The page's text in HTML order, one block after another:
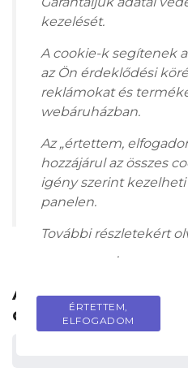
majd
Aukci
ós tételek
kezelését.
A cookie-k segítenek
az Ön érdeklődési
reklámokat és
webáruházban.
Az „értettem,
hozzájárul az összes
igény szerint kezelheti
panelen.
További részletekért
.
ÉRTETTEM,
ELFOGADOM